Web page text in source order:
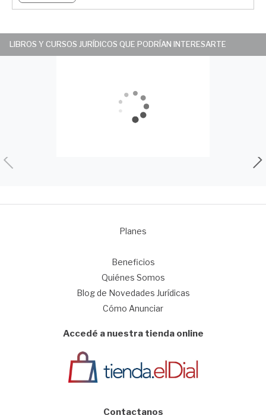
LIBROS Y CURSOS JURÍDICOS QUE PODRÍAN INTERESARTE
Planes
Beneficios
Quiénes Somos
Blog de Novedades Jurídicas
Cómo Anunciar
Accedé a nuestra tienda online
Contactanos